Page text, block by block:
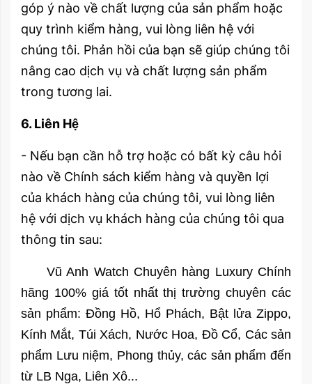
góp ý nào về chất lượng của sản phẩm hoặc
quy trình kiểm hàng, vui lòng liên hệ với
chúng tôi. Phản hồi của bạn sẽ giúp chúng tôi
nâng cao dịch vụ và chất lượng sản phẩm
trong tương lai.
6. Liên Hệ
- Nếu bạn cần hỗ trợ hoặc có bất kỳ câu hỏi
nào về Chính sách kiểm hàng và quyền lợi
của khách hàng của chúng tôi, vui lòng liên
hệ với dịch vụ khách hàng của chúng tôi qua
thông tin sau:
Vũ Anh Watch Chuyên hàng Luxury Chính
hãng 100% giá tốt nhất thị trường chuyên các
sản phẩm: Đồng Hồ, Hổ Phách, Bật lửa Zippo,
Kính Mắt, Túi Xách, Nước Hoa, Đồ Cổ, Các sản
phẩm Lưu niệm, Phong thủy, các sản phẩm đến
từ LB Nga, Liên Xô...